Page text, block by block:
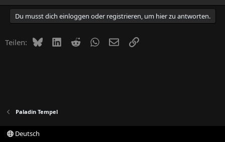
Du musst dich einloggen oder registrieren, um hier zu antworten.
Teilen: BlueskyLinkedIn
RedditWhatsApp
E-MailLink
Paladin Tempel
Deutsch